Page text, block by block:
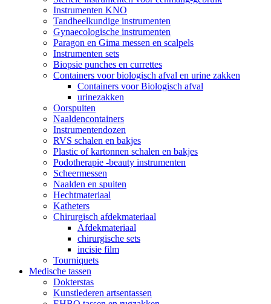
Instrumenten KNO
Tandheelkundige instrumenten
Gynaecologische instrumenten
Paragon en Gima messen en scalpels
Instrumenten sets
Biopsie punches en currettes
Containers voor biologisch afval en urine zakken
Containers voor Biologisch afval
urinezakken
Oorspuiten
Naaldencontainers
Instrumentendozen
RVS schalen en bakjes
Plastic of kartonnen schalen en bakjes
Podotherapie -beauty instrumenten
Scheermessen
Naalden en spuiten
Hechtmateriaal
Katheters
Chirurgisch afdekmateriaal
Afdekmateriaal
chirurgische sets
incisie film
Tourniquets
Medische tassen
Dokterstas
Kunstlederen artsentassen